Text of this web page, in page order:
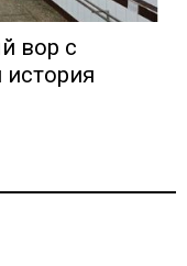
вор с
история